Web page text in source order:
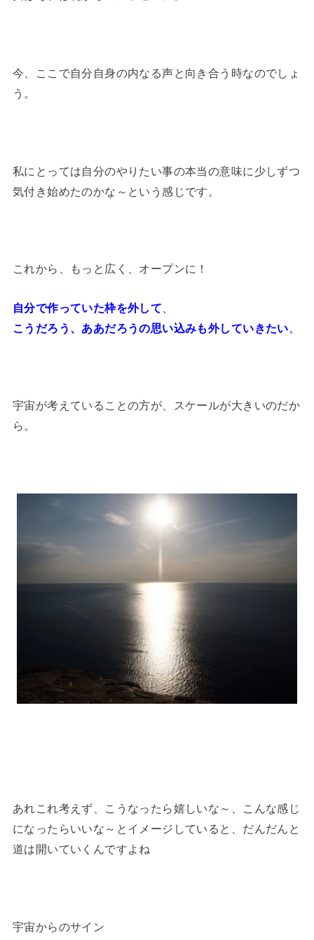
今、ここで自分自身の内なる声と向き合う時なのでしょ
う。
私にとっては自分のやりたい事の本当の意味に少しずつ
気付き始めたのかな～という感じです。
これから、もっと広く、オープンに！
自分で作っていた枠を外して
こうだろう、ああだろうの思い込みも外していきたい
宇宙が考えていることの方が、スケールが大きいのだか
ら。
あれこれ考えず、こうなったら嬉しいな～、こんな感じ
になったらいいな～とイメージしていると、だんだんと
道は開いていくんですよね
宇宙からのサイン